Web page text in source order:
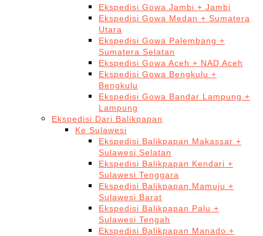
Ekspedisi Gowa Jambi + Jambi
Ekspedisi Gowa Medan + Sumatera
Utara
Ekspedisi Gowa Palembang +
Sumatera Selatan
Ekspedisi Gowa Aceh + NAD Aceh
Ekspedisi Gowa Bengkulu +
Bengkulu
Ekspedisi Gowa Bandar Lampung +
Lampung
Ekspedisi Dari Balikpapan
Ke Sulawesi
Ekspedisi Balikpapan Makassar +
Sulawesi Selatan
Ekspedisi Balikpapan Kendari +
Sulawesi Tenggara
Ekspedisi Balikpapan Mamuju +
Sulawesi Barat
Ekspedisi Balikpapan Palu +
Sulawesi Tengah
Ekspedisi Balikpapan Manado +